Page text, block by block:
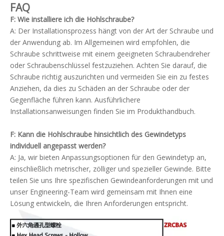
FAQ
F: Wie installiere ich die Hohlschraube?
A: Der Installationsprozess hängt von der Art der Schraube und
der Anwendung ab. Im Allgemeinen wird empfohlen, die
Schraube schrittweise mit einem geeigneten Schraubendreher
oder Schraubenschlüssel festzuziehen. Achten Sie darauf, die
Schraube richtig auszurichten und vermeiden Sie ein zu festes
Anziehen, da dies zu Schäden an der Schraube oder der
Gegenfläche führen kann. Ausführlichere
Installationsanweisungen finden Sie im Produkthandbuch.
F: Kann die Hohlschraube hinsichtlich des Gewindetyps
individuell angepasst werden?
A: Ja, wir bieten Anpassungsoptionen für den Gewindetyp an,
einschließlich metrischer, zölliger und spezieller Gewinde. Bitte
teilen Sie uns Ihre spezifischen Gewindeanforderungen mit und
unser Engineering-Team wird gemeinsam mit Ihnen eine
Lösung entwickeln, die Ihren Anforderungen entspricht.